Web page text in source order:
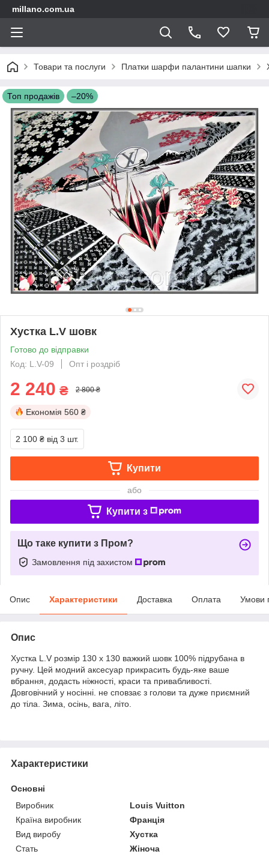
millano.com.ua
Товари та послуги Платки шарфи палантини шапки
Топ продажів –20%
Хустка L.V шовк
Готово до відправки
Код: L.V-09
Опт і роздріб
2 240 ₴ 2 800 ₴
Економія 560 ₴
2 100 ₴ від 3 шт.
Купити
або
Купити з
Що таке купити з Пром?
Замовлення під захистом
Опис Характеристики Доставка Оплата Умови
Опис
Хустка L.V розмір 130 х 130 важкий шовк 100% підрубана в
ручну. Цей модний аксесуар прикрасить будь-яке ваше
вбрання, додасть ніжності, краси та привабливості.
Довговічний у носінні. не сповзає з голови та дуже приємний
до тіла. Зима, осінь, вага, літо.
Характеристики
Основні
Виробник
Louis Vuitton
Країна виробник
Франція
Вид виробу
Хустка
Стать
Жіноча